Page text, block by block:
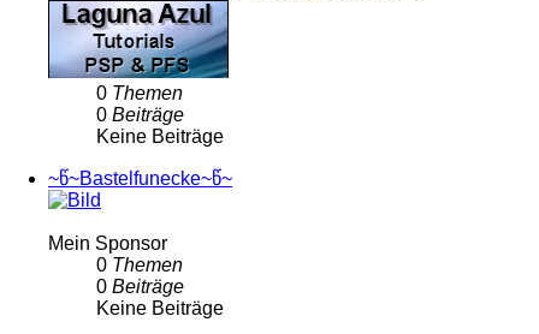
0 Themen
0 Beiträge
Keine Beiträge
~წ~Bastelfunecke~წ~
Mein Sponsor
0 Themen
0 Beiträge
Keine Beiträge